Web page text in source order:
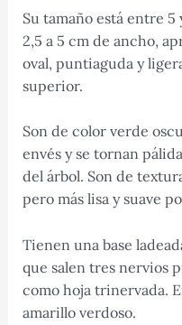
Su tamaño está entre
2,5 a 5 cm de ancho,
oval, puntiaguda y
superior.
Son de color verde
envés y se tornan
del árbol. Son de
pero más lisa y suave
Tienen una base
que salen tres nervios
como hoja trinervada.
amarillo verdoso.